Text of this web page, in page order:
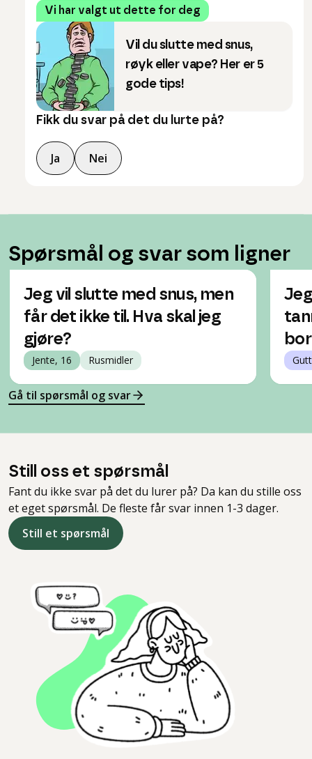
Vi har valgt ut dette for deg
Vil du slutte med snus,
røyk eller vape? Her er 5
gode tips!
Fikk du svar på det du lurte på?
Ja Nei
Spørsmål og svar som ligner
Jeg vil slutte med snus, men
får det ikke til. Hva skal jeg
gjøre?
Jente, 16 Rusmidler
Gå til spørsmål og svar
Still oss et spørsmål
Fant du ikke svar på det du lurer på? Da kan du stille oss
et eget spørsmål. De fleste får svar innen 1-3 dager.
Still et spørsmål